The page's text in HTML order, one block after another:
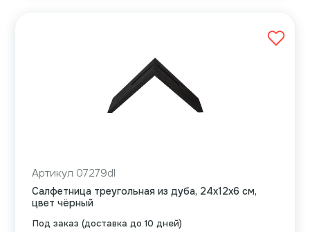
Под заказ (доставка до 10 дней)
Артикул 07279dl
Салфетница треугольная из дуба, 24х12х6 см,
цвет чёрный